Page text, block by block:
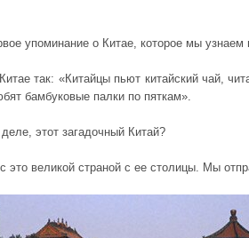
упоминание о Китае, которое мы узнаем
так: «Китайцы пьют китайский чай,
бамбуковые палки по пяткам».
этот загадочный Китай?
это великой страной с ее столицы. Мы